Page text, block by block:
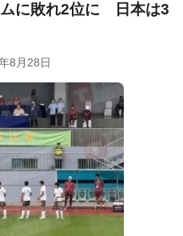
に敗れ2位に 日本は3
8月28日